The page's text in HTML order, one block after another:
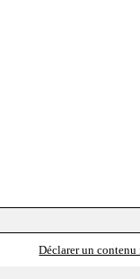
Déclarer un